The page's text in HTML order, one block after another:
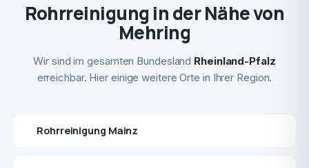
Rohrreinigung in der Nähe von
Mehring
Wir sind im gesamten Bundesland Rheinland-Pfalz
erreichbar. Hier einige weitere Orte in Ihrer Region.
Rohrreinigung Mainz